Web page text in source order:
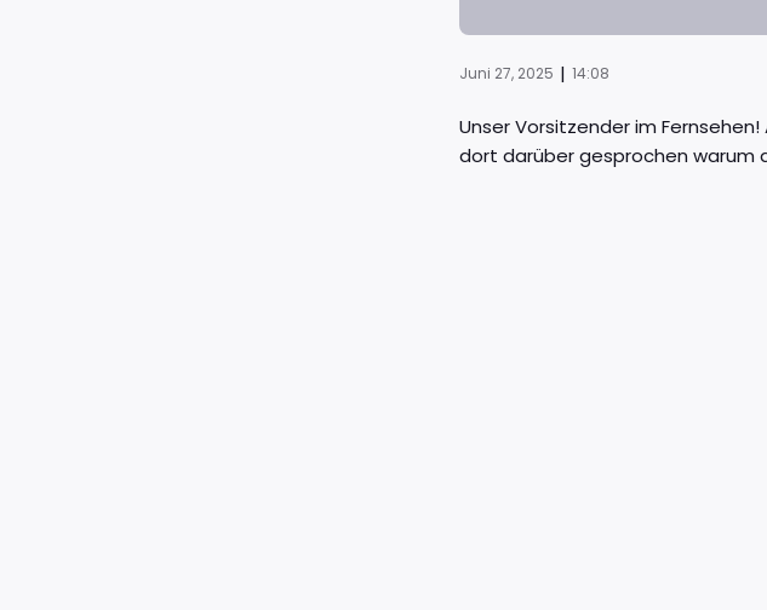
Juni 27, 2025 | 14:08
Unser Vorsitzender im
dort darüber gesprochen warum